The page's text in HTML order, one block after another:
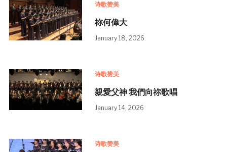
诗歌赞美
祢何偉大
January 18, 2026
诗歌赞美
親愛父神 我們向祢歌唱
January 14, 2026
诗歌赞美